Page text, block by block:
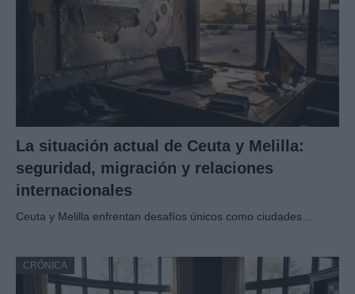
La situación actual de Ceuta y Melilla:
seguridad, migración y relaciones
internacionales
Ceuta y Melilla enfrentan desafíos únicos como ciudades…
CRÓNICA